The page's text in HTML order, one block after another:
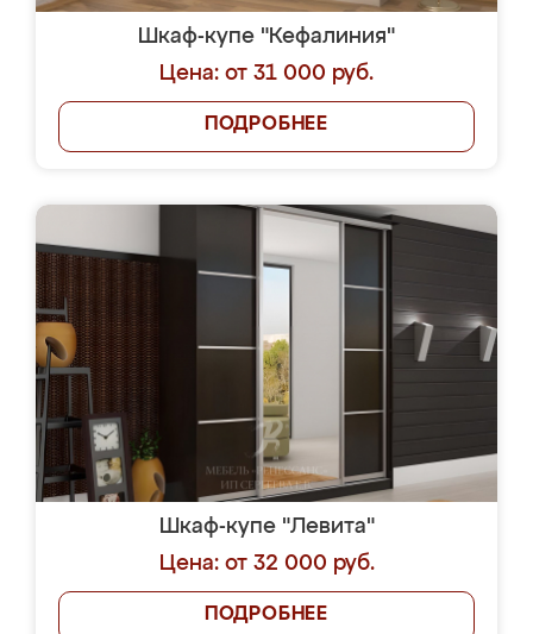
Шкаф-купе "Кефалиния"
Цена: от 31 000 руб.
ПОДРОБНЕЕ
Шкаф-купе "Левита"
Цена: от 32 000 руб.
ПОДРОБНЕЕ